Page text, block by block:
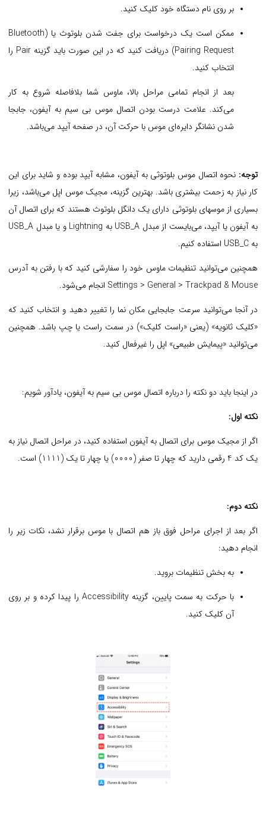
بر روی نام دستگاه خود کلیک کنید.
ممکن است یک درخواست برای جفت شدن بلوتوث یا (Bluetooth
Pairing Request) دریافت کنید که در این صورت باید گزینه Pair را
انتخاب کنید.
بعد از انجام تمامی مراحل بالا، ماوس شما بلافاصله شروع به کار
می‌کند. علامت درست بودن اتصال موس بی سیم به آیفون، جابجا
شدن نشانگر دایره‌ای موس با حرکت آن، در صفحه آیپد می‌باشد.
توجه: نحوه اتصال موس بلوتوثی به آیفون، مشابه آیپد بوده و شاید برای این
کار نیاز به زحمت بیشتری باشد. بهترین گزینه، مجیک موس اپل می‌باشد، زیرا
بسیاری از موسهای بلوتوثی دارای یک دانگل بلوتوث هستند که برای اتصال آن
به آیفون یا آیپد، می‌بایست از مبدل USB_A به Lightning و یا مبدل USB_A
به USB_C استفاده کنیم.
همچنین می‌توانید تنظیمات ماوس خود را سفارشی کنید که با رفتن به آدرس
Settings > General > Trackpad & Mouse انجام می‌شود.
در آنجا می‌توانید سرعت جابجایی مکان نما را تغییر دهید و انتخاب کنید که
«کلیک ثانویه» (یعنی «راست کلیک») در سمت راست یا چپ باشد. همچنین
می‌توانید «پیمایش طبیعی» اپل را غیرفعال کنید.
در اینجا باید دو نکته را درباره اتصال موس بی سیم به آیفون، یادآور شویم:
نکته اول:
اگر از مجیک موس برای اتصال به آیفون استفاده کنید، در مراحل اتصال نیاز به
یک کد 4 رقمی دارید که چهار تا صفر (0000) یا چهار تا یک (1111) است.
نکته دوم:
اگر بعد از اجرای مراحل فوق باز هم اتصال با موس برقرار نشد، نکات زیر را
انجام دهید:
به بخش تنظیمات بروید.
با حرکت به سمت پایین، گزینه Accessibility را پیدا کرده و بر روی
آن کلیک کنید.